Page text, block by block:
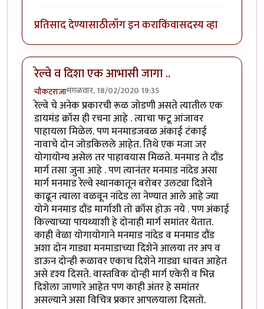
प्रतिसाद देण्यासाठीलॉग इन कराकिंवासदस्य व्हा
रेल्वे व दिशा एक आभासी जागा ..
चौकटराजामंगळवार, 18/02/2020 19:35
रेल्वे चे अनेक प्रकारची रूळ जोडणी असते त्यातील एक
डायमंड क्रॉस ही रचना आहे . त्याचा फटू आंजावर
पाहायला मिळेल. पण मनमाडजवळ अंकाई टंकाई
नावाचे दोन जोडकिलले आहेत. तिथे एक मजा जर
योगायोग्य असेल तर पाहावयास मिळते. मनमाड ते दौंड
मार्ग तसा जुना आहे . पण त्यानंतर मनमाड नांदेड असा
मार्ग मनमाड रेल्वे स्थानकातून बरोबर उलट्या दिशेने
काढून त्याला वळवून नांदेड ला नेण्यात आले आहे ज्या
योगे मनमाड दौंड मार्गाशी तो क्रॉस होऊ नये . पण अंकाई
किल्याच्या पायथ्याशी हे दोनाही मार्ग समांतर येतात.
काही वेळा योगायोगाने मनमाड नांदेड व मनमाड दौंड
अशा दोन गाड्या मनमाडाच्या दिशेने आलया तर अप व
डाऊन दोन्ही रूळावर एकाच दिशेने गाड्या धावत आहेत
असे दृश्य दिसते. वास्तविक दोन्ही मार्ग एकेरी व भिन्न
दिशेला जाणारे आहेत पण काही अंतर हे समांतर
असल्याने असा विचित्र प्रकार आपलयाला दिसतो.